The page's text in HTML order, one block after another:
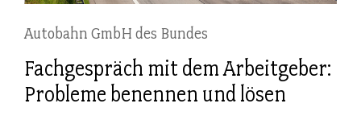
Autobahn GmbH des Bundes
Fachgespräch mit dem Arbeitgeber:
Probleme benennen und lösen